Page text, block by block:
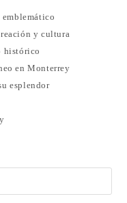
y cultura
histórico
en Monterrey
esplendor